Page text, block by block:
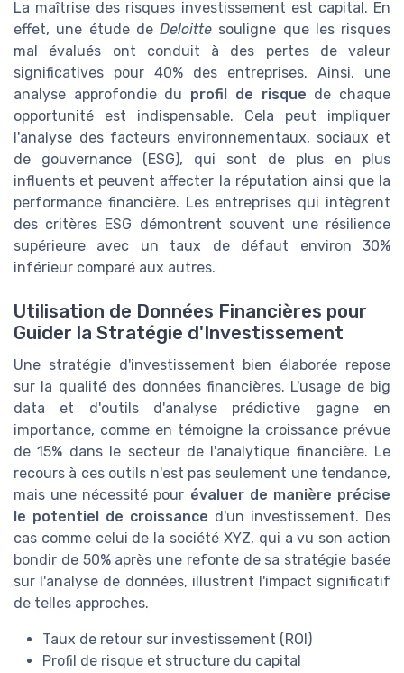
La maîtrise des risques investissement est capital. En
effet, une étude de Deloitte souligne que les risques
mal évalués ont conduit à des pertes de valeur
significatives pour 40% des entreprises. Ainsi, une
analyse approfondie du profil de risque de chaque
opportunité est indispensable. Cela peut impliquer
l'analyse des facteurs environnementaux, sociaux et
de gouvernance (ESG), qui sont de plus en plus
influents et peuvent affecter la réputation ainsi que la
performance financière. Les entreprises qui intègrent
des critères ESG démontrent souvent une résilience
supérieure avec un taux de défaut environ 30%
inférieur comparé aux autres.
Utilisation de Données Financières pour
Guider la Stratégie d'Investissement
Une stratégie d'investissement bien élaborée repose
sur la qualité des données financières. L'usage de big
data et d'outils d'analyse prédictive gagne en
importance, comme en témoigne la croissance prévue
de 15% dans le secteur de l'analytique financière. Le
recours à ces outils n'est pas seulement une tendance,
mais une nécessité pour évaluer de manière précise
le potentiel de croissance d'un investissement. Des
cas comme celui de la société XYZ, qui a vu son action
bondir de 50% après une refonte de sa stratégie basée
sur l'analyse de données, illustrent l'impact significatif
de telles approches.
Taux de retour sur investissement (ROI)
Profil de risque et structure du capital